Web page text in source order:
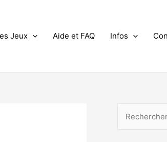
Jeux Aide et FAQ Infos